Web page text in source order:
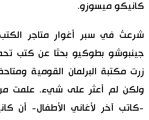
كانيكو ميسوزو.
شرعتُ في سبر أغوار متاجر
جينبوشو بطوكيو بحثا عن كتب
زرت مكتبة البرلمان القومية
ولكن لم أعثر على شيء. علمت
-كاتب آخر لأغاني الأطفال- أن